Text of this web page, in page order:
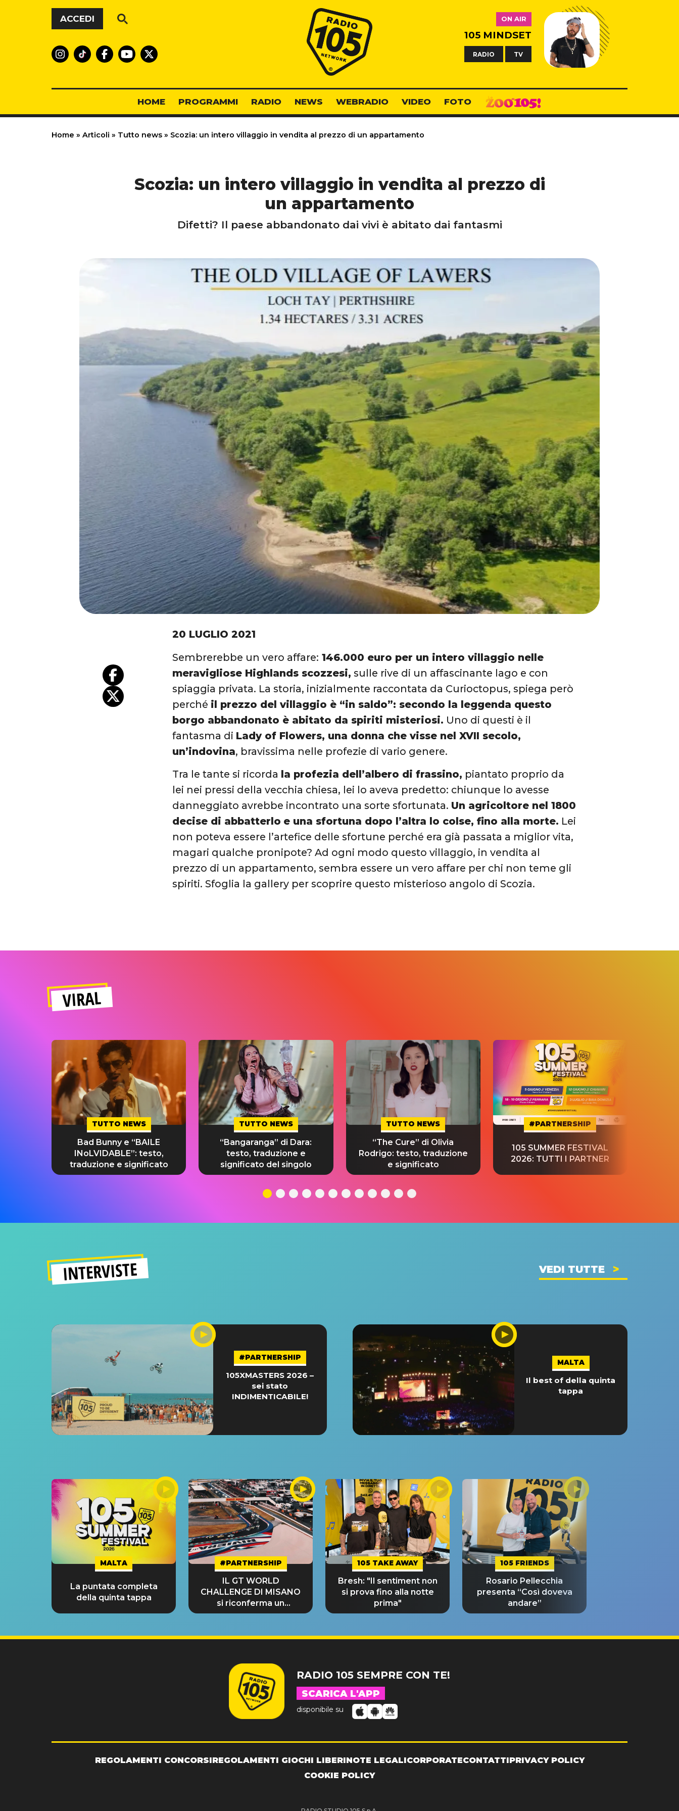
Vai al contenuto
ACCEDI
Radio 105
ON AIR
105 MINDSET
RADIO TV
HOME PROGRAMMI RADIO NEWS WEBRADIO VIDEO FOTO
Home » Articoli » Tutto news » Scozia: un intero villaggio in vendita al prezzo di un appartamento
Scozia: un intero villaggio in vendita al prezzo di
un appartamento
Difetti? Il paese abbandonato dai vivi è abitato dai fantasmi
20 LUGLIO 2021
Sembrerebbe un vero affare: 146.000 euro per un intero villaggio nelle
meravigliose Highlands scozzesi, sulle rive di un affascinante lago e con
spiaggia privata. La storia, inizialmente raccontata da Curioctopus, spiega però
perché il prezzo del villaggio è “in saldo”: secondo la leggenda questo
borgo abbandonato è abitato da spiriti misteriosi. Uno di questi è il
fantasma di Lady of Flowers, una donna che visse nel XVII secolo,
un’indovina, bravissima nelle profezie di vario genere.
Tra le tante si ricorda la profezia dell’albero di frassino, piantato proprio da
lei nei pressi della vecchia chiesa, lei lo aveva predetto: chiunque lo avesse
danneggiato avrebbe incontrato una sorte sfortunata. Un agricoltore nel 1800
decise di abbatterlo e una sfortuna dopo l’altra lo colse, fino alla morte. Lei
non poteva essere l’artefice delle sfortune perché era già passata a miglior vita,
magari qualche pronipote? Ad ogni modo questo villaggio, in vendita al
prezzo di un appartamento, sembra essere un vero affare per chi non teme gli
spiriti. Sfoglia la gallery per scoprire questo misterioso angolo di Scozia.
VIRAL
TUTTO NEWS
Bad Bunny e “BAILE
INoLVIDABLE”: testo,
traduzione e significato
TUTTO NEWS
“Bangaranga” di Dara:
testo, traduzione e
significato del singolo
TUTTO NEWS
“The Cure” di Olivia
Rodrigo: testo, traduzione
e significato
#PARTNERSHIP
105 SUMMER FESTIVAL
2026: TUTTI I PARTNER
INTERVISTE VEDI TUTTE
#PARTNERSHIP
105XMASTERS 2026 –
sei stato
INDIMENTICABILE!
MALTA
Il best of della quinta
tappa
MALTA
La puntata completa
della quinta tappa
#PARTNERSHIP
IL GT WORLD
CHALLENGE DI MISANO
si riconferma un
GRANDE SUCCESSO!
105 TAKE AWAY
Bresh: "Il sentiment non
si prova fino alla notte
prima"
105 FRIENDS
Rosario Pellecchia
presenta “Così doveva
andare”
RADIO 105 SEMPRE CON TE!
SCARICA L'APP
disponibile su
REGOLAMENTI CONCORSIREGOLAMENTI GIOCHI LIBERINOTE LEGALICORPORATECONTATTIPRIVACY POLICY
COOKIE POLICY